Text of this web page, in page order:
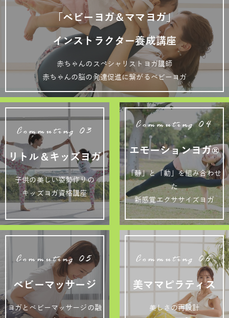
「ベビーヨガ＆ママヨガ」
インストラクター養成講座
赤ちゃんのスペシャリストヨガ講師
赤ちゃんの脳の発達促進に繋がるベビーヨガ
Commuting 03
リトル＆キッズヨガ
子供の美しい姿勢作りの
キッズヨガ資格講座
Commuting 04
エモーションヨガ®
「静」と「動」を組み合わせ
た
新感覚エクササイズヨガ
Commuting 05
ベビーマッサージ
ヨガとベビーマッサージの融
Commuting 06
美ママピラティス
美しさの再設計